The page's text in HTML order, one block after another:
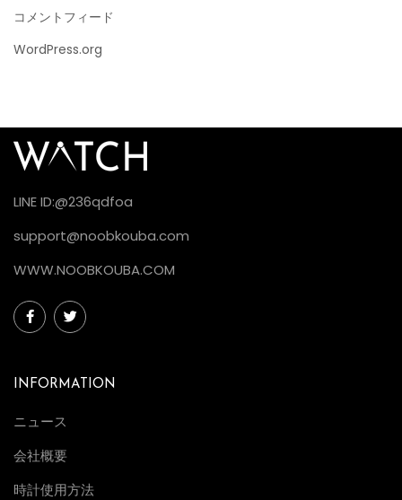
コメントフィード
WordPress.org
LINE ID:@236qdfoa
support@noobkouba.com
WWW.NOOBKOUBA.COM
INFORMATION
ニュース
会社概要
時計使用方法